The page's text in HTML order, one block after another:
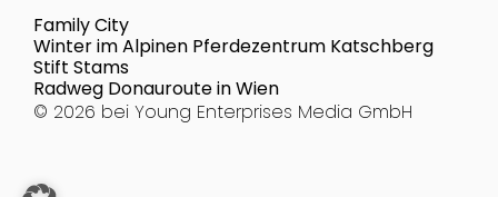
Family City
Winter im Alpinen Pferdezentrum Katschberg
Stift Stams
Radweg Donauroute in Wien
© 2026 bei Young Enterprises Media GmbH